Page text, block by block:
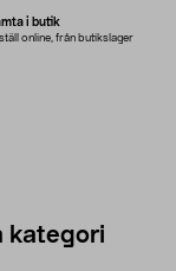
i butik
online, från butikslager
kategori